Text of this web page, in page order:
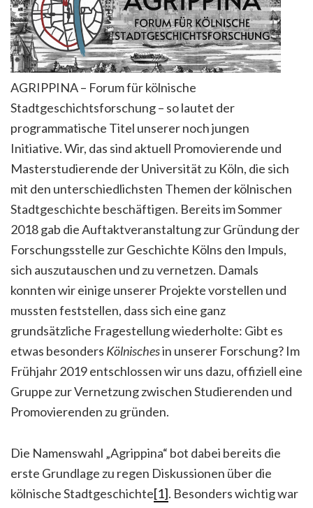
AGRIPPINA – Forum für kölnische
Stadtgeschichtsforschung – so lautet der
programmatische Titel unserer noch jungen
Initiative. Wir, das sind aktuell Promovierende und
Masterstudierende der Universität zu Köln, die sich
mit den unterschiedlichsten Themen der kölnischen
Stadtgeschichte beschäftigen. Bereits im Sommer
2018 gab die Auftaktveranstaltung zur Gründung der
Forschungsstelle zur Geschichte Kölns den Impuls,
sich auszutauschen und zu vernetzen. Damals
konnten wir einige unserer Projekte vorstellen und
mussten feststellen, dass sich eine ganz
grundsätzliche Fragestellung wiederholte: Gibt es
etwas besonders Kölnischesin unserer Forschung? Im
Frühjahr 2019 entschlossen wir uns dazu, offiziell eine
Gruppe zur Vernetzung zwischen Studierenden und
Promovierenden zu gründen.
Die Namenswahl „Agrippina“ bot dabei bereits die
erste Grundlage zu regen Diskussionen über die
kölnische Stadtgeschichte[1]. Besonders wichtig war